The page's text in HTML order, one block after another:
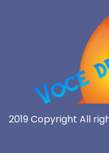
2019 Copyright All